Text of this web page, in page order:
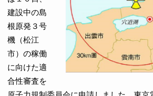
建設中の島
根原発３号
機（松江
市）の稼働
に向けた適
合性審査を